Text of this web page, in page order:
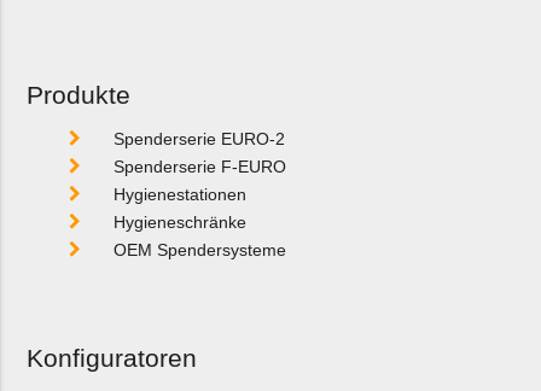
Produkte
Spenderserie EURO-2
Spenderserie F-EURO
Hygienestationen
Hygieneschränke
OEM Spendersysteme
Konfiguratoren